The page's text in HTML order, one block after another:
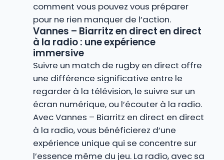
comment vous pouvez vous préparer
pour ne rien manquer de l’action.
Vannes – Biarritz en direct en direct
à la radio : une expérience
immersive
Suivre un match de rugby en direct offre
une différence significative entre le
regarder à la télévision, le suivre sur un
écran numérique, ou l’écouter à la radio.
Avec Vannes – Biarritz en direct en direct
à la radio, vous bénéficierez d’une
expérience unique qui se concentre sur
l’essence même du jeu. La radio, avec sa